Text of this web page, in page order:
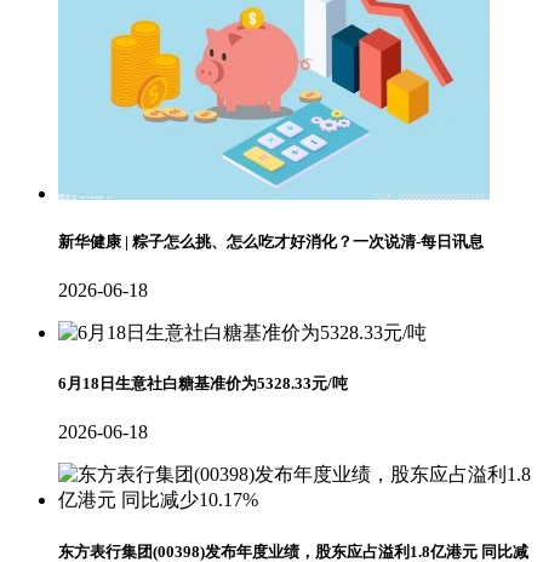
新华健康 | 粽子怎么挑、怎么吃才好消化？一次说清-每日讯息
2026-06-18
6月18日生意社白糖基准价为5328.33元/吨
2026-06-18
东方表行集团(00398)发布年度业绩，股东应占溢利1.8亿港元 同比减